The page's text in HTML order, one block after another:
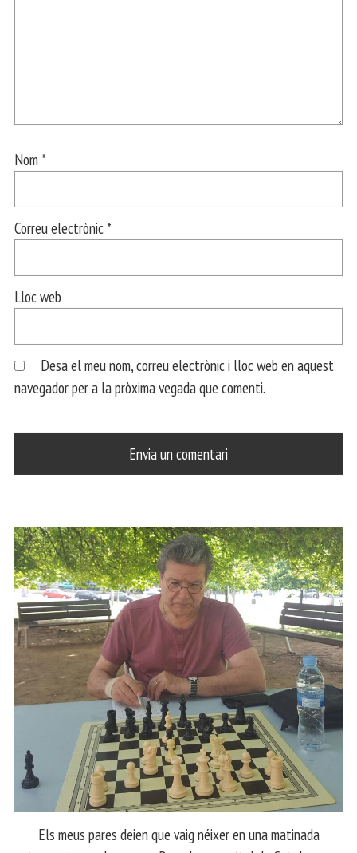
Nom *
Correu electrònic *
Lloc web
Desa el meu nom, correu electrònic i lloc web en aquest
navegador per a la pròxima vegada que comenti.
Els meus pares deien que vaig néixer en una matinada